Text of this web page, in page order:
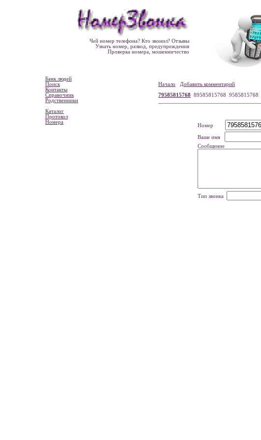
Чей номер телефона? Кто звонил? Отзывы
Узнать номер, развод, предупреждения
Проверка номера, мошенничество
Банк людей
Поиск
Контакты
Справочник
Родственники
Каталог
Протокол
Номера
Начало
Добавить комментарий
79585815768 89585815768 9585815768
Номер
Ваше имя
Сообщение
Тип звонка